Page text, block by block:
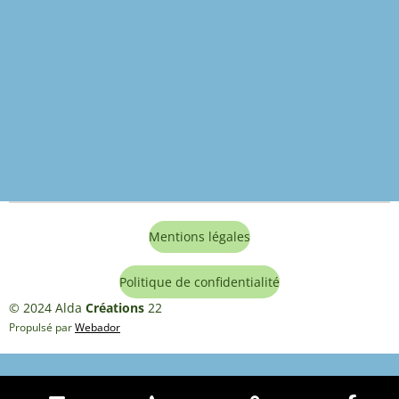
Mentions légales
Politique de confidentialité
© 2024 Alda Créations 22
Propulsé par Webador